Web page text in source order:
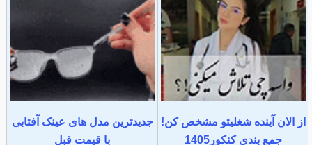
از الان آینده شغلیتو مشخص کن!
جمع بندی کنکور1405
جدیدترین مدل های عینک آفتابی
با قیمت قبل